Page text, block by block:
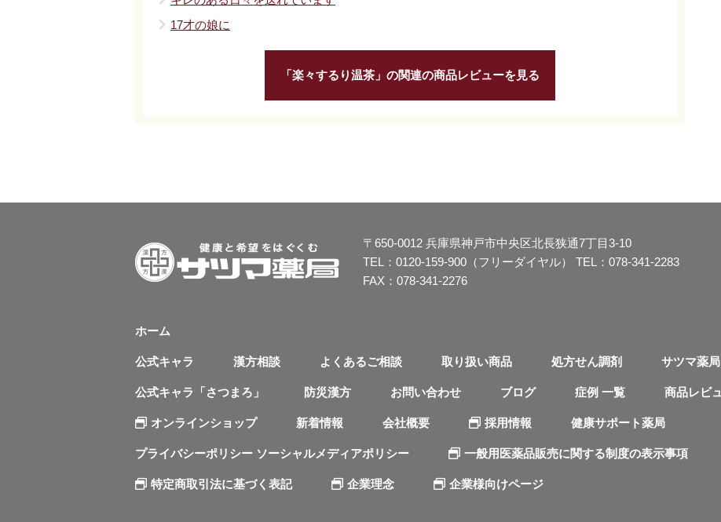
17才の娘に
「楽々するり温茶」の関連の商品レビューを見る
〒650-0012 兵庫県神戸市中央区北長狭通7丁目3-10
TEL： 0120-159-900（フリーダイヤル） TEL： 078-341-2283
FAX：078-341-2276
ホーム
公式キャラ 漢方相談 よくあるご相談 取り扱い商品 処方せん調剤 サツマ薬
公式キャラ「さつまろ」 防災漢方 お問い合わせ ブログ 症例 一覧 商品レビ
オンラインショップ 新着情報 会社概要 採用情報 健康サポート薬局
プライバシーポリシー ソーシャルメディアポリシー 一般用医薬品販売に関する制度の表示事項
特定商取引法に基づく表記 企業理念 企業様向けページ